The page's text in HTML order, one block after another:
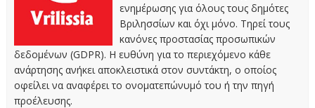
ενημέρωσης για όλους τους δημότες
Βριλησσίων και όχι μόνο. Τηρεί τους
κανόνες προστασίας προσωπικών
δεδομένων (GDPR). Η ευθύνη για το περιεχόμενο κάθε
ανάρτησης ανήκει αποκλειστικά στον συντάκτη, ο οποίος
οφείλει να αναφέρει το ονοματεπώνυμό του ή την πηγή
προέλευσης.